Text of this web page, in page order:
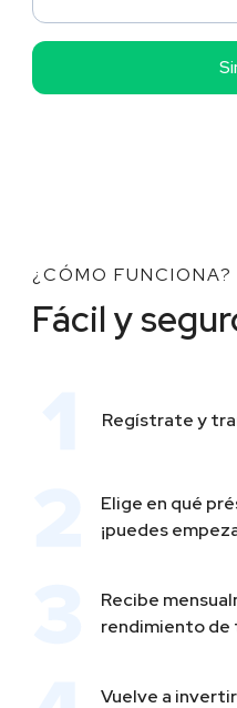
¿CÓMO FUNCIONA?
Fácil y
Regístrate y
Elige en qué
¡puedes
Recibe
rendimiento de
Vuelve a